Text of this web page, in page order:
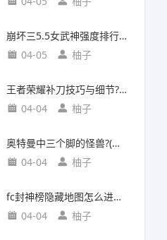
崩坏三5.5女武神强度排行?(崩坏三5.2女武神强度)
04-05
柚子
王者荣耀补刀技巧与细节?(王者荣耀补刀技巧视频)
04-04
柚子
奥特曼中三个脚的怪兽?(奥特曼中三个脚的怪兽叫什么)
04-04
柚子
fc封神榜隐藏地图怎么进入?(fc封神榜 隐藏)
04-04
柚子